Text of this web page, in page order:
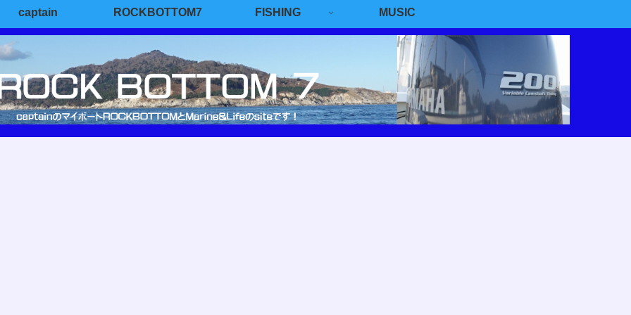
captain ROCKBOTTOM7 FISHING MUSIC